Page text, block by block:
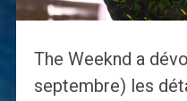
The Weeknd a
septembre) les